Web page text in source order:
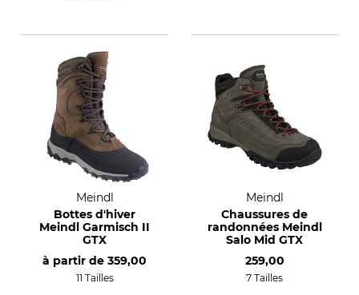
Meindl
Bottes d'hiver
Meindl Garmisch II
GTX
à partir de 359,00
11 Tailles
Meindl
Chaussures de
randonnées Meindl
Salo Mid GTX
259,00
7 Tailles